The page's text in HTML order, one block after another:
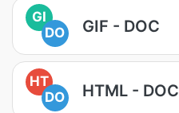
GI
DO
GIF - DOC
HT
DO
HTML - DOC